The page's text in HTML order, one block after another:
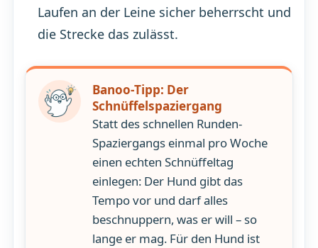
Laufen an der Leine sicher beherrscht und
die Strecke das zulässt.
Banoo-Tipp: Der
Schnüffelspaziergang
Statt des schnellen Runden-
Spaziergangs einmal pro Woche
einen echten Schnüffeltag
einlegen: Der Hund gibt das
Tempo vor und darf alles
beschnuppern, was er will – so
lange er mag. Für den Hund ist